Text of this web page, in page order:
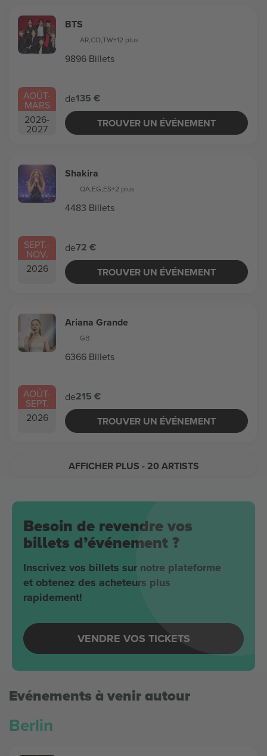
AOÛT-
MARS
2026-
2027
BTS
AR,CO,TW+12 plus
9896 Billets
de135 €
TROUVER UN ÉVÉNEMENT
SEPT.-
NOV.
2026
Shakira
QA,EG,ES+2 plus
4483 Billets
de72 €
TROUVER UN ÉVÉNEMENT
AOÛT-
SEPT.
2026
Ariana Grande
GB
6366 Billets
de215 €
TROUVER UN ÉVÉNEMENT
AFFICHER PLUS - 20 ARTISTS
Besoin de revendre vos
billets d’événement ?
Inscrivez vos billets sur notre plateforme
et obtenez des acheteurs plus
rapidement!
VENDRE VOS TICKETS
Evénements à venir autour
Berlin